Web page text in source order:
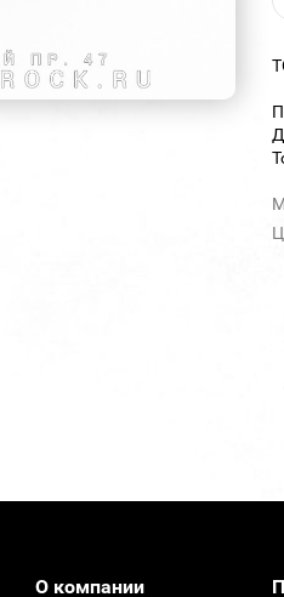
О компании